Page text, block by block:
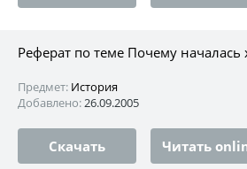
Реферат по теме Почему началась
Предмет: История
Добавлено:26.09.2005
Скачать Читать